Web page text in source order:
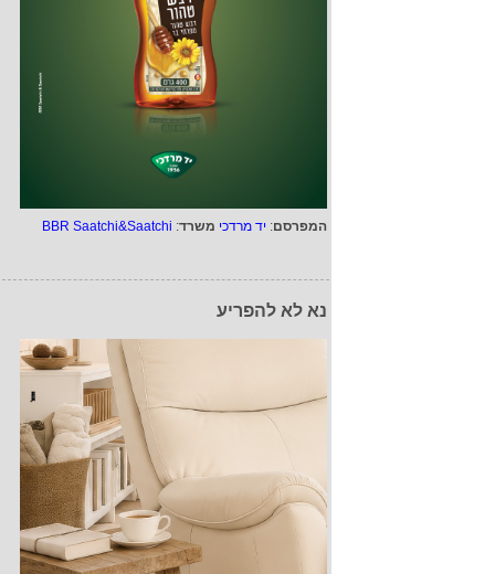
המפרסם: יד מרדכי משרד:
BBR Saatchi&Saatchi
נא לא להפריע